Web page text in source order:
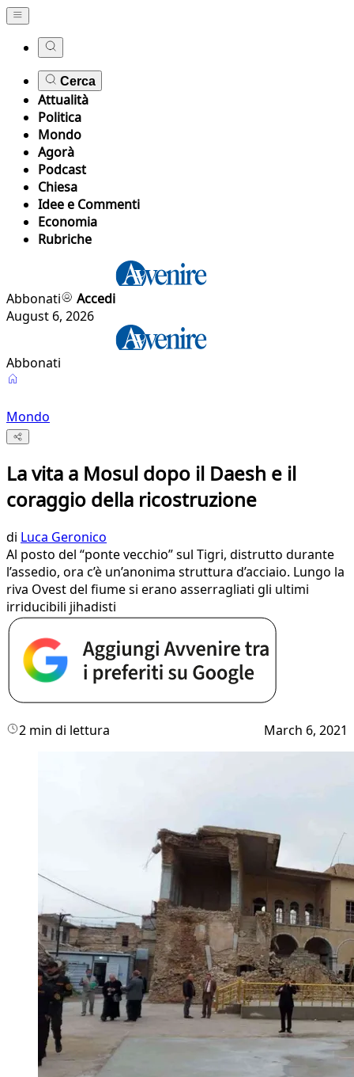
Cerca
Attualità
Politica
Mondo
Agorà
Podcast
Chiesa
Idee e Commenti
Economia
Rubriche
Abbonati
Accedi
August 6, 2026
Abbonati
Mondo
La vita a Mosul dopo il Daesh e il
coraggio della ricostruzione
di Luca Geronico
Al posto del “ponte vecchio” sul Tigri, distrutto durante
l’assedio, ora c’è un’anonima struttura d’acciaio. Lungo la
riva Ovest del fiume si erano asserragliati gli ultimi
irriducibili jihadisti
2 min di lettura March 6, 2021